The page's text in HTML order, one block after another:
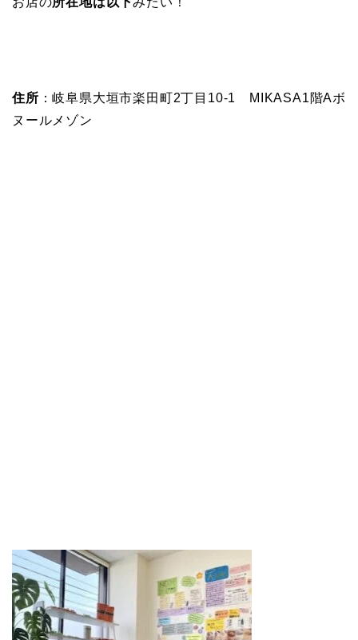
住所 ：岐阜県大垣市楽田町2丁目10-1 MIKASA1階Aボ
ヌールメゾン